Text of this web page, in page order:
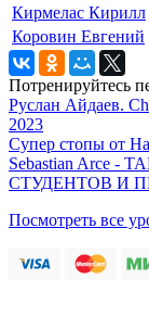
Кирмелас Кирилл
Коровин Евгений
Потренируйтесь
Руслан Айдаев.
2023
Супер стопы от
Sebastian Arce -
СТУДЕНТОВ И
Посмотреть все